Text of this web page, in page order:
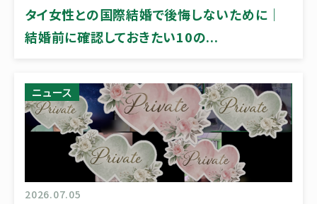
タイ女性との国際結婚で後悔しないために｜
結婚前に確認しておきたい10の...
ニュース
2026.07.05